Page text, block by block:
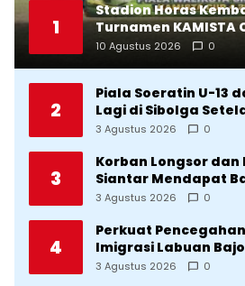
1
Stadion Horas
Turnamen KAMISTA
Antusias Masyarakat
10 Agustus 2026 0
2
Piala Soeratin U-13
Lagi di Sibolga
Direvitalisasi Wali
3 Agustus 2026 0
3
Korban Longsor dan
Siantar Mendapat
3 Agustus 2026 0
4
Perkuat
Imigrasi Labuan
Operasional ke Lima
3 Agustus 2026 0